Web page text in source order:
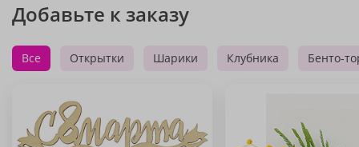
Добавьте к заказу
Все Открытки Шарики Клубника Бенто-